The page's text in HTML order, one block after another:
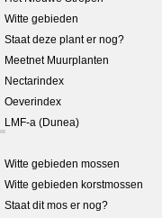
Witte gebieden
Staat deze plant er nog?
Meetnet Muurplanten
Nectarindex
Oeverindex
LMF-a (Dunea)
Witte gebieden mossen
Witte gebieden korstmossen
Staat dit mos er nog?